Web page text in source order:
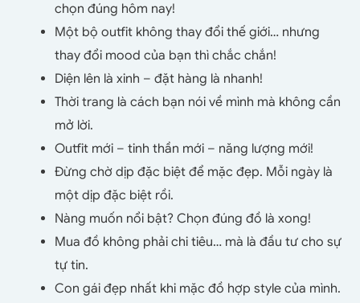
chọn đúng hôm nay!
Một bộ outfit không thay đổi thế giới… nhưng
thay đổi mood của bạn thì chắc chắn!
Diện lên là xinh – đặt hàng là nhanh!
Thời trang là cách bạn nói về mình mà không cần
mở lời.
Outfit mới – tinh thần mới – năng lượng mới!
Đừng chờ dịp đặc biệt để mặc đẹp. Mỗi ngày là
một dịp đặc biệt rồi.
Nàng muốn nổi bật? Chọn đúng đồ là xong!
Mua đồ không phải chi tiêu… mà là đầu tư cho sự
tự tin.
Con gái đẹp nhất khi mặc đồ hợp style của mình.